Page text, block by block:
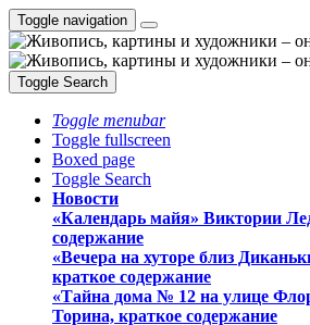
Toggle navigation
Toggle Search
Toggle menubar
Toggle fullscreen
Boxed page
Toggle Search
Новости
«Календарь майя» Виктории
содержание
«Вечера на хуторе близ
краткое содержание
«Тайна дома № 12 на улице
Торина, краткое содержание